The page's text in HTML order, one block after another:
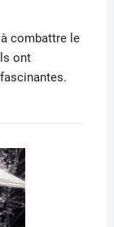
combattre le
ont